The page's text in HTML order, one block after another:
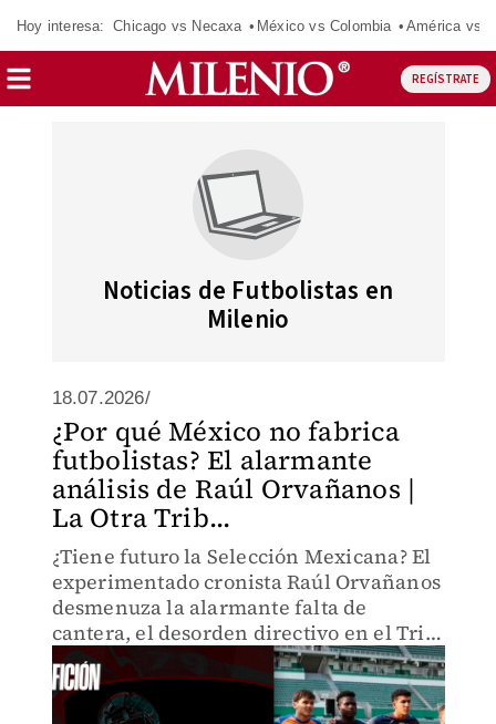
Hoy interesa: Chicago vs Necaxa México vs Colombia América vs
REGÍSTRATE
Noticias de Futbolistas en
Milenio
18.07.2026/
¿Por qué México no fabrica
futbolistas? El alarmante
análisis de Raúl Orvañanos |
La Otra Trib...
¿Tiene futuro la Selección Mexicana? El
experimentado cronista Raúl Orvañanos
desmenuza la alarmante falta de
cantera, el desorden directivo en el Tri y
las razones del polémico regreso del
Atlante a Primera División en este inicio
del Apertura 2026.